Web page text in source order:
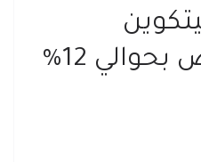
12%